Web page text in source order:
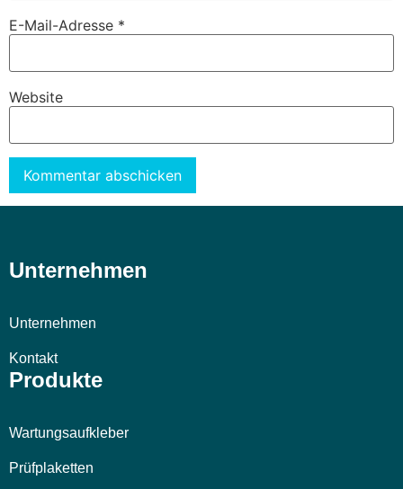
E-Mail-Adresse *
Website
Unternehmen
Unternehmen
Kontakt
Produkte
Wartungsaufkleber
Prüfplaketten